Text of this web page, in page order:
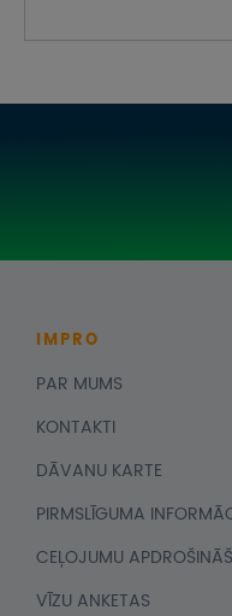
IMPRO
PAR MUMS
KONTAKTI
DĀVANU KARTE
PIRMSLĪGUMA
CEĻOJUMU
VĪZU ANKETAS